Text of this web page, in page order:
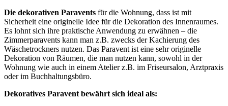
Die dekorativen Paravents für die Wohnung, dass ist mit
Sicherheit eine originelle Idee für die Dekoration des Innenraumes.
Es lohnt sich ihre praktische Anwendung zu erwähnen – die
Zimmerparavents kann man z.B. zwecks der Kachierung des
Wäschetrockners nutzen. Das Paravent ist eine sehr originelle
Dekoration von Räumen, die man nutzen kann, sowohl in der
Wohnung wie auch in einem Atelier z.B. im Friseursalon, Arztpraxis
oder im Buchhaltungsbüro.
Dekoratives Paravent bewährt sich ideal als: